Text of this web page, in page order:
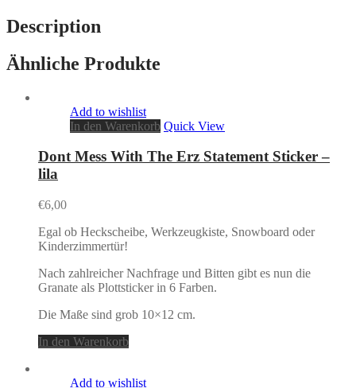
Description
Ähnliche Produkte
Add to wishlist
In den Warenkorb Quick View
Dont Mess With The Erz Statement Sticker –
lila
€6,00
Egal ob Heckscheibe, Werkzeugkiste, Snowboard oder
Kinderzimmertür!
Nach zahlreicher Nachfrage und Bitten gibt es nun die
Granate als Plottsticker in 6 Farben.
Die Maße sind grob 10×12 cm.
In den Warenkorb
Add to wishlist